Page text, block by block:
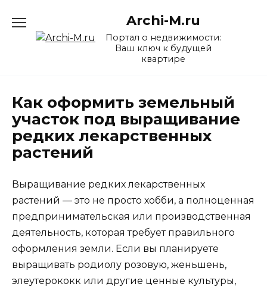
содержанию
Archi-M.ru
Портал о недвижимости:
Ваш ключ к будущей
квартире
Как оформить земельный
участок под выращивание
редких лекарственных
растений
Выращивание редких лекарственных
растений — это не просто хобби, а полноценная
предпринимательская или производственная
деятельность, которая требует правильного
оформления земли. Если вы планируете
выращивать родиолу розовую, женьшень,
элеутерококк или другие ценные культуры,